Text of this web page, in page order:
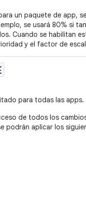
un paquete de app,
se usará 80% si
Cuando se habilitan
y el factor de
para todas las apps.
de todos los
podrán aplicar los